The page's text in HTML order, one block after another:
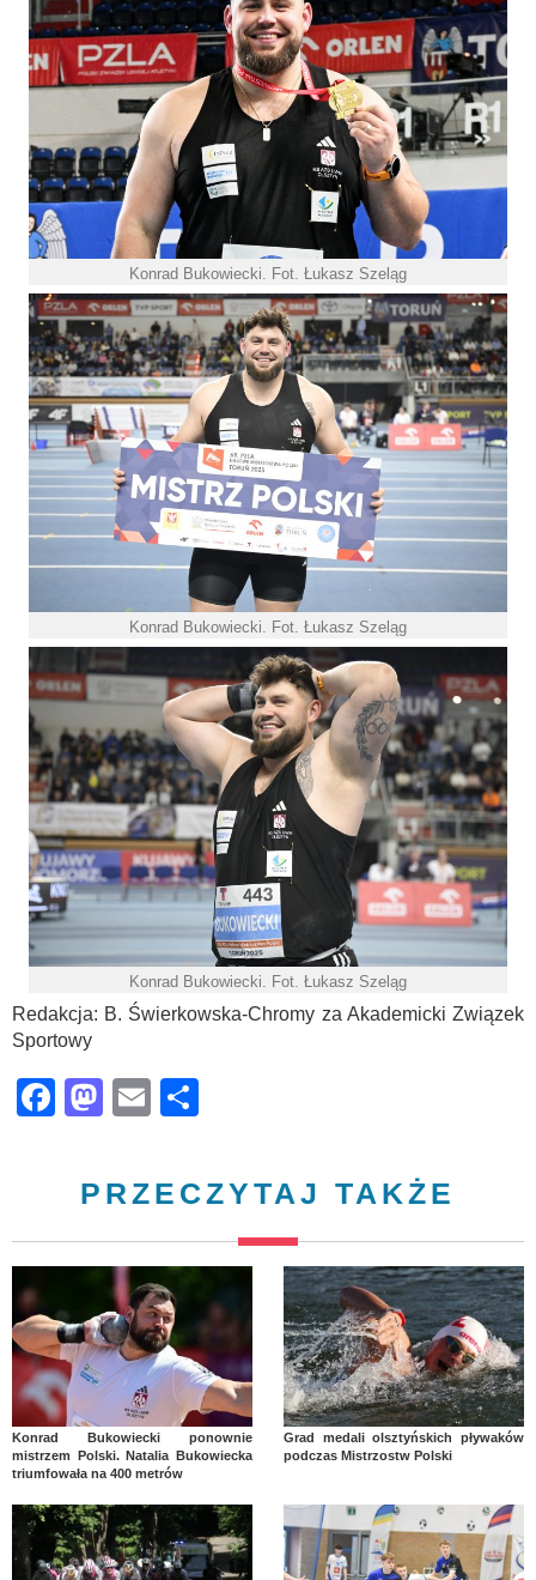
Konrad Bukowiecki. Fot. Łukasz Szeląg
Konrad Bukowiecki. Fot. Łukasz Szeląg
Konrad Bukowiecki. Fot. Łukasz Szeląg
Redakcja: B. Świerkowska-Chromy za Akademicki Związek
Sportowy
Facebook
Mastodon
Email
PRZECZYTAJ TAKŻE
Konrad Bukowiecki ponownie
mistrzem Polski. Natalia Bukowiecka
triumfowała na 400 metrów
Grad medali olsztyńskich pływaków
podczas Mistrzostw Polski